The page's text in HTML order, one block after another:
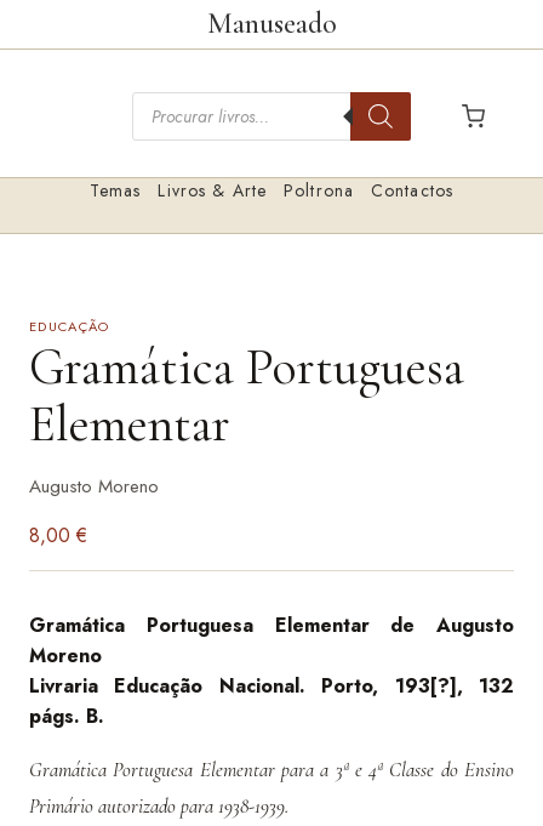
para
Manuseado
Pesquisar
livros
Temas Livros & Arte Poltrona Contactos
EDUCAÇÃO
Gramática Portuguesa
Elementar
Augusto Moreno
8,00€
Gramática Portuguesa Elementar de Augusto
Moreno
Livraria Educação Nacional. Porto, 193[?], 132
págs. B.
Gramática Portuguesa Elementar para a 3ª e 4ª Classe do Ensino
Primário autorizado para 1938-1939.